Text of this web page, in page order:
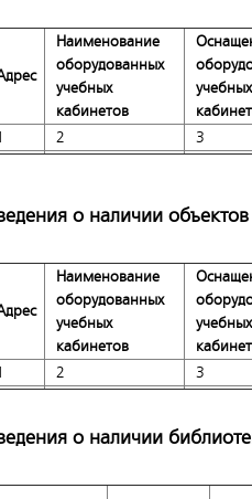
Наименование
оборудованных
учебных
кабинетов
учебных
2 3
о наличии
Наименование
оборудованных
учебных
кабинетов
учебных
2 3
о наличии